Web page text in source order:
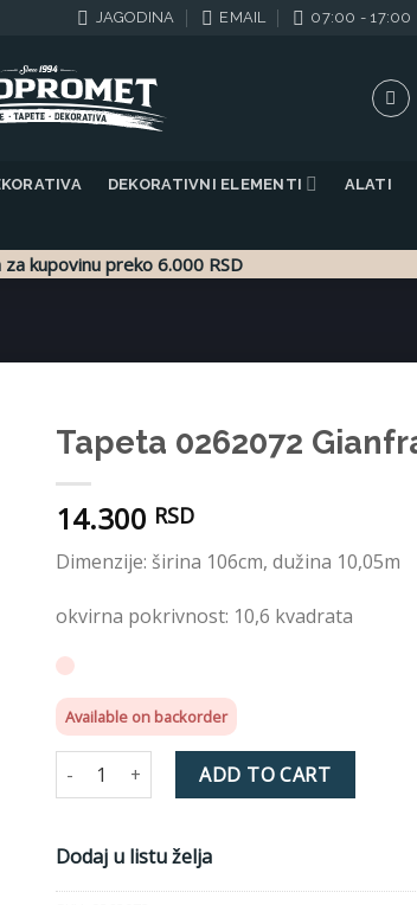
JAGODINA EMAIL 07:00 - 17:00
DEKORATIVNI ELEMENTI ALATI
kupovinu preko 6.000 RSD
Tapeta 0262072
14.300 RSD
Dimenzije: širina 106cm, dužina 10,05m
okvirna pokrivnost: 10,6 kvadrata
Available on backorder
Tapeta 0262072 Gianfranco Ferre quantity
ADD TO CART
Dodaj u listu želja